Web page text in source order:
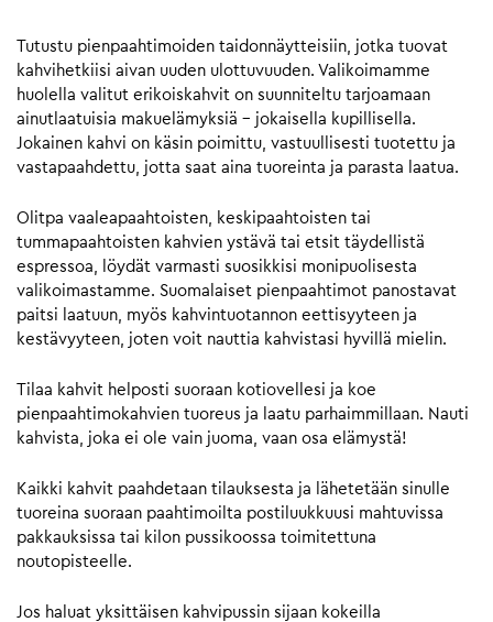
Tutustu pienpaahtimoiden taidonnäytteisiin, jotka tuovat
kahvihetkiisi aivan uuden ulottuvuuden. Valikoimamme
huolella valitut erikoiskahvit on suunniteltu tarjoamaan
ainutlaatuisia makuelämyksiä – jokaisella kupillisella.
Jokainen kahvi on käsin poimittu, vastuullisesti tuotettu ja
vastapaahdettu, jotta saat aina tuoreinta ja parasta laatua.
Olitpa vaaleapaahtoisten, keskipaahtoisten tai
tummapaahtoisten kahvien ystävä tai etsit täydellistä
espressoa, löydät varmasti suosikkisi monipuolisesta
valikoimastamme. Suomalaiset pienpaahtimot panostavat
paitsi laatuun, myös kahvintuotannon eettisyyteen ja
kestävyyteen, joten voit nauttia kahvistasi hyvillä mielin.
Tilaa kahvit helposti suoraan kotiovellesi ja koe
pienpaahtimokahvien tuoreus ja laatu parhaimmillaan. Nauti
kahvista, joka ei ole vain juoma, vaan osa elämystä!
Kaikki kahvit paahdetaan tilauksesta ja lähetetään sinulle
tuoreina suoraan paahtimoilta postiluukkuusi mahtuvissa
pakkauksissa tai kilon pussikoossa toimitettuna
noutopisteelle.
Jos haluat yksittäisen kahvipussin sijaan kokeilla